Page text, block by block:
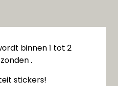
binnen 1 tot 2
.
stickers!